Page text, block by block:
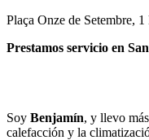
Plaça Onze de Setembre,
Prestamos servicio en
Soy Benjamín, y llevo
calefacción y la